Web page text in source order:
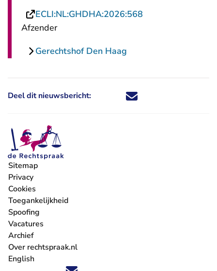
ECLI:NL:GHDHA:2026:568
Afzender
Gerechtshof Den Haag
Deel dit nieuwsbericht: Deel dit nieuwsbericht via X -
Deel dit nieuwsbericht via
Deel dit nieuwsbericht
Deel dit
Sitemap
Privacy
Cookies
Toegankelijkheid
Spoofing
Vacatures
- U verlaat Rechtspraak.nl
Archief
Over rechtspraak.nl
English